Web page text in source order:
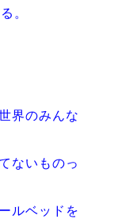
。
界のみんな
ないものっ
ルベッドを